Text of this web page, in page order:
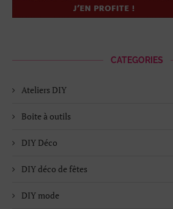
CATEGORIES
Ateliers DIY
Boite à outils
DIY Déco
DIY déco de fêtes
DIY mode